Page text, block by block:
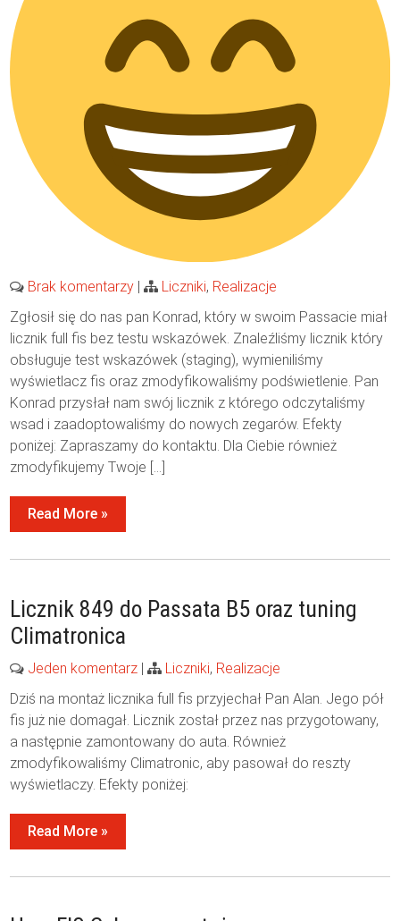
Brak komentarzy | Liczniki, Realizacje
Zgłosił się do nas pan Konrad, który w swoim Passacie miał
licznik full fis bez testu wskazówek. Znaleźliśmy licznik który
obsługuje test wskazówek (staging), wymieniliśmy
wyświetlacz fis oraz zmodyfikowaliśmy podświetlenie. Pan
Konrad przysłał nam swój licznik z którego odczytaliśmy
wsad i zaadoptowaliśmy do nowych zegarów. Efekty
poniżej: Zapraszamy do kontaktu. Dla Ciebie również
zmodyfikujemy Twoje […]
Read More »
Licznik 849 do Passata B5 oraz tuning
Climatronica
Jeden komentarz | Liczniki, Realizacje
Dziś na montaż licznika full fis przyjechał Pan Alan. Jego pół
fis już nie domagał. Licznik został przez nas przygotowany,
a następnie zamontowany do auta. Również
zmodyfikowaliśmy Climatronic, aby pasował do reszty
wyświetlaczy. Efekty poniżej:
Read More »